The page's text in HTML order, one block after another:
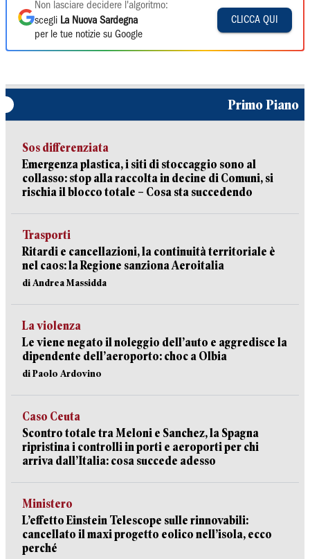
Non lasciare decidere l'algoritmo:
scegli La Nuova Sardegna
per le tue notizie su Google
CLICCA QUI
Primo Piano
Sos differenziata
Emergenza plastica, i siti di stoccaggio sono al
collasso: stop alla raccolta in decine di Comuni, si
rischia il blocco totale – Cosa sta succedendo
Trasporti
Ritardi e cancellazioni, la continuità territoriale è
nel caos: la Regione sanziona Aeroitalia
di Andrea Massidda
La violenza
Le viene negato il noleggio dell’auto e aggredisce la
dipendente dell’aeroporto: choc a Olbia
di Paolo Ardovino
Caso Ceuta
Scontro totale tra Meloni e Sanchez, la Spagna
ripristina i controlli in porti e aeroporti per chi
arriva dall’Italia: cosa succede adesso
Ministero
L’effetto Einstein Telescope sulle rinnovabili:
cancellato il maxi progetto eolico nell’isola, ecco
perché